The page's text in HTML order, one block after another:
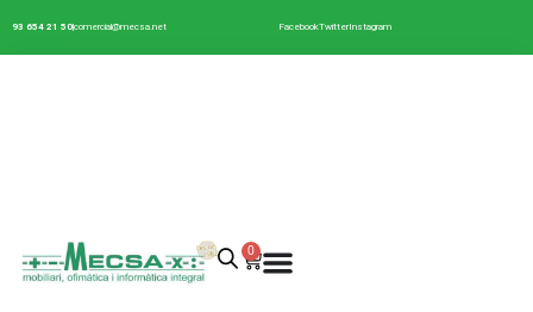
93 654 21 50comercial@mecsa.net FacebookTwitterInstagram
0